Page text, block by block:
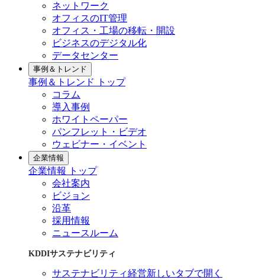
ネットワーク
オフィスのIT管理
オフィス・工場の移転・開設
ビジネスのデジタル化
データセンター
事例＆トレンド
事例＆トレンド トップ
コラム
導入事例
ホワイトペーパー
パンフレット・ビデオ
ウェビナー・イベント
企業情報
企業情報 トップ
会社案内
ビジョン
沿革
採用情報
ニュースルーム
KDDIサステナビリティ
サステナビリティ経営新しいタブで開く